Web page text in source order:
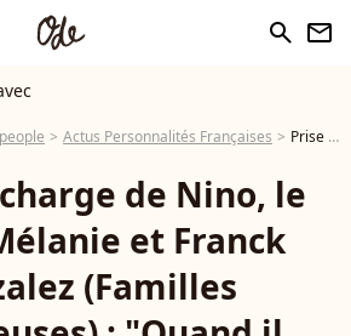
search newsletter
Actus Personnalités Françaises Prise en charge de Nino, le fils de Mélanie et Franck Gonzalez (Familles nombreuses) : "Quand il marche, il se contracte pour ne pas trop bouger"
de Nino, le
et Franck
(Familles